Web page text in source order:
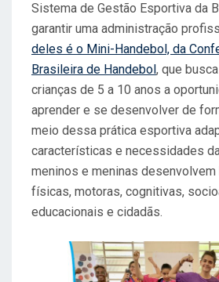
Sistema de Gestão Esportiva da
garantir uma administração
deles é o Mini-Handebol, da
Brasileira de Handebol, que
crianças de 5 a 10 anos a
aprender e se desenvolver de
meio dessa prática esportiva
características e necessidades
meninos e meninas
físicas, motoras, cognitivas,
educacionais e cidadãs.